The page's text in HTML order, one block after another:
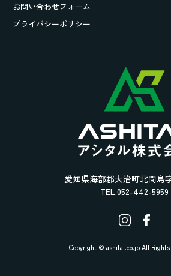
愛知県海部郡大治町北間島
TEL.052-442-5959
お問い合わせフォーム
プライバシーポリシー
Copyright © ashital.co.jp All Rights